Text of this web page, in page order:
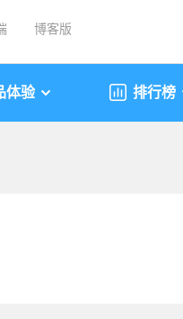
博客版
体验 排行榜